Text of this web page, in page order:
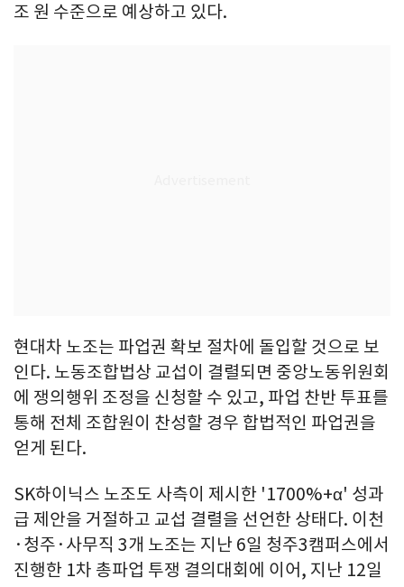
조 원 수준으로 예상하고 있다.
현대차 노조는 파업권 확보 절차에 돌입할 것으로 보
인다. 노동조합법상 교섭이 결렬되면 중앙노동위원회
에 쟁의행위 조정을 신청할 수 있고, 파업 찬반 투표를
통해 전체 조합원이 찬성할 경우 합법적인 파업권을
얻게 된다.
SK하이닉스 노조도 사측이 제시한 '1700%+α' 성과
급 제안을 거절하고 교섭 결렬을 선언한 상태다. 이천
·청주·사무직 3개 노조는 지난 6일 청주3캠퍼스에서
진행한 1차 총파업 투쟁 결의대회에 이어, 지난 12일